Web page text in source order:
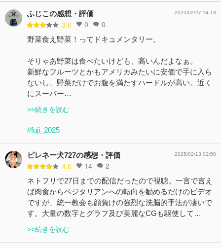
ふじこの感想・評価
3.0 0 0
2025/02/27 14:13
野菜食え野菜！ってドキュメンタリー。
そりゃあ野菜は食べたいけども、高いんだよなぁ。
新鮮なフルーツとかもアメリカみたいに安価で手に入ら
ないし、野菜だけでお腹を満たすハードルが高い。近く
にスーパー…
>>続きを読む
#fuji_2025
ピレネー犬727の感想・評価
4.0 14 2
2025/02/13 02:50
ネトフリで27日までの配信だったので視聴。一言で言え
ば肉食からベジタリアンへの転向を勧めるだけのビデオ
ですが、統一教会も顔負けの強烈な洗脳的手法が凄いで
す。大量の数字とグラフ及び美麗なCGも駆使して…
>>続きを読む